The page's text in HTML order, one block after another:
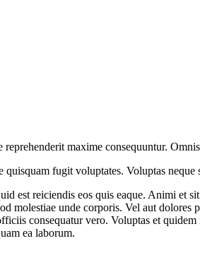
maxime consequuntur.
fugit voluptates. Voluptas neque
est reiciendis eos quis eaque. Animi et
molestiae unde corporis. Vel aut
consequatur vero. Voluptas et
ea laborum.